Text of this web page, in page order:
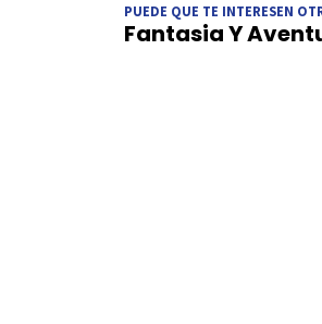
PUEDE QUE TE INTERESEN
Fantasia Y